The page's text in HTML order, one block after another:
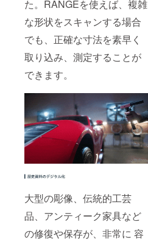
た。RANGEを使えば、複雑
な形状をスキャンする場合
でも、正確な寸法を素早く
取り込み、測定することが
できます。
大型の彫像、伝統的工芸
品、アンティーク家具など
の修復や保存が、非常に 容